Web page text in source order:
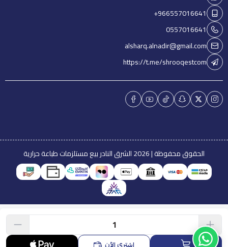
+966557016641
0557016641
alsharq.alnadir@gmail.com
https://t.me/shrooqestcom
الحقوق محفوظة | 2026 الشرق النادر بيع مستلزمات طباعة حرارية